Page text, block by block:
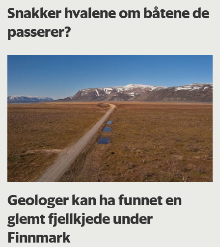
Snakker hvalene om båtene de
passerer?
Geologer kan ha funnet en
glemt fjellkjede under
Finnmark